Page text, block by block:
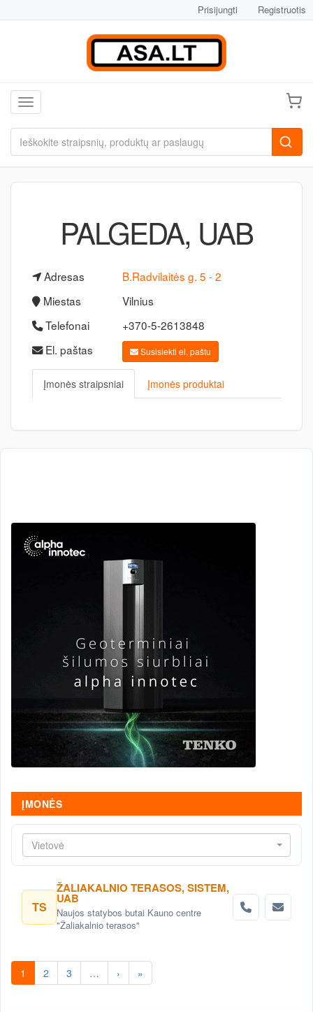
Prisijungti Registruotis
Toggle navigation
PALGEDA, UAB
Adresas
B.Radvilaitės g. 5 - 2
Miestas
Vilnius
Telefonai
+370-5-2613848
El. paštas
Susisiekti el. paštu
Įmonės straipsniai Įmonės produktai
ĮMONĖS
Vietovė
TS
ŽALIAKALNIO TERASOS, SISTEM,
UAB
Naujos statybos butai Kauno centre
"Žaliakalnio terasos"
1 2 3 … › »